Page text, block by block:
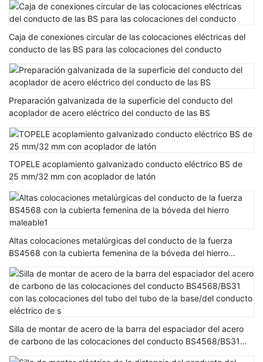
Caja de conexiones circular de las colocaciones eléctricas del
conducto de las BS para las colocaciones del conducto
Preparación galvanizada de la superficie del conducto del
acoplador de acero eléctrico del conducto de las BS
TOPELE acoplamiento galvanizado conducto eléctrico BS de
25 mm/32 mm con acoplador de latón
Altas colocaciones metalúrgicas del conducto de la fuerza
BS4568 con la cubierta femenina de la bóveda del hierro
maleable1
Silla de montar de acero de la barra del espaciador del acero
de carbono de las colocaciones del conducto BS4568/BS31